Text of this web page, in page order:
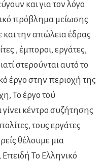
και για τον λόγο
πρόβλημα μείωσης
την απώλεια έδρας
, έμποροι, εργάτες,
στερούνται αυτό το
έργο στην περιοχή της
Το έργο τού
κέντρο συζήτησης
τους εργάτες
θέλουμε μια
Το Ελληνικό